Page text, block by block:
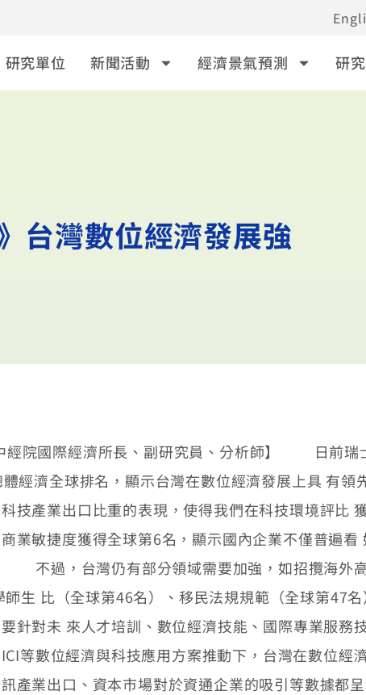
研究單位 新聞活動 經濟景氣預測 研
台灣數位經濟發展強
經院國際經濟所長、副研究員、分析師】 日前瑞
經濟全球排名，顯示台灣在數位經濟發展上具 有領
技產業出口比重的表現，使得我們在科技環境評比
業敏捷度獲得全球第6名，顯示國內企業不僅普遍看
不過，台灣仍有部分領域需要加強，如招攬海外
生 比（全球第46名）、移民法規規範（全球第47
針對未 來人才培訓、數位經濟技能、國際專業服務
數位經濟與科技應用方案推動下，台灣在數位經
產業出口、資本市場對於資通企業的吸引等數據都